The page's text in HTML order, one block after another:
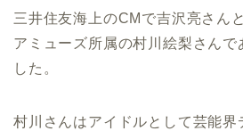
三井住友海上のCMで吉沢亮さん
アミューズ所属の村川絵梨さんで
した。
村川さんはアイドルとして芸能界